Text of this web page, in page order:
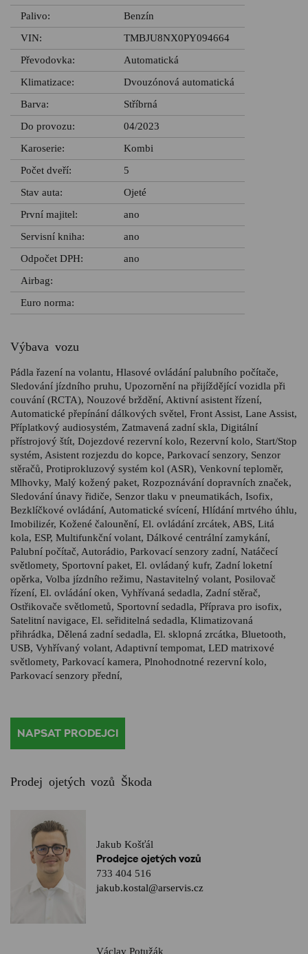
Palivo:
Benzín
VIN:
TMBJU8NX0PY094664
Převodovka:
Automatická
Klimatizace:
Dvouzónová automatická
Barva:
Stříbrná
Do provozu:
04/2023
Karoserie:
Kombi
Počet dveří:
5
Stav auta:
Ojeté
První majitel:
ano
Servisní kniha:
ano
Odpočet DPH:
ano
Airbag:
Euro norma:
Výbava vozu
Pádla řazení na volantu, Hlasové ovládání palubního počítače,
Sledování jízdního pruhu, Upozornění na přijíždějící vozidla při
couvání (RCTA), Nouzové brždění, Aktivní asistent řízení,
Automatické přepínání dálkových světel, Front Assist, Lane Assist,
Příplatkový audiosystém, Zatmavená zadní skla, Digitální
přístrojový štít, Dojezdové rezervní kolo, Rezervní kolo, Start/Stop
systém, Asistent rozjezdu do kopce, Parkovací senzory, Senzor
stěračů, Protiprokluzový systém kol (ASR), Venkovní teploměr,
Mlhovky, Malý kožený paket, Rozpoznávání dopravních značek,
Sledování únavy řidiče, Senzor tlaku v pneumatikách, Isofix,
Bezklíčkové ovládání, Automatické svícení, Hlídání mrtvého úhlu,
Imobilizér, Kožené čalounění, El. ovládání zrcátek, ABS, Litá
kola, ESP, Multifunkční volant, Dálkové centrální zamykání,
Palubní počítač, Autorádio, Parkovací senzory zadní, Natáčecí
světlomety, Sportovní paket, El. ovládaný kufr, Zadní loketní
opěrka, Volba jízdního režimu, Nastavitelný volant, Posilovač
řízení, El. ovládání oken, Vyhřívaná sedadla, Zadní stěrač,
Ostřikovače světlometů, Sportovní sedadla, Příprava pro isofix,
Satelitní navigace, El. seřiditelná sedadla, Klimatizovaná
přihrádka, Dělená zadní sedadla, El. sklopná zrcátka, Bluetooth,
USB, Vyhřívaný volant, Adaptivní tempomat, LED matrixové
světlomety, Parkovací kamera, Plnohodnotné rezervní kolo,
Parkovací senzory přední,
NAPSAT PRODEJCI
Prodej ojetých vozů Škoda
Jakub Košťál
Prodejce ojetých vozů
733 404 516
jakub.kostal@arservis.cz
Václav Potužák